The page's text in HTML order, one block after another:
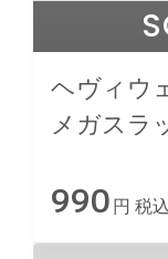
ヘヴィウ
メガスラ
990 円 税込